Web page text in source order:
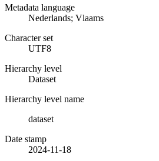
Metadata language
Nederlands; Vlaams
Character set
UTF8
Hierarchy level
Dataset
Hierarchy level name
dataset
Date stamp
2024-11-18